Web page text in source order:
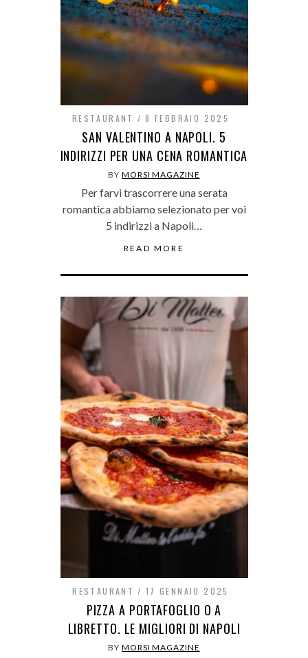
RESTAURANT 8 FEBBRAIO 2025
SAN VALENTINO A NAPOLI. 5
INDIRIZZI PER UNA CENA ROMANTICA
BYMORSI MAGAZINE
Per farvi trascorrere una serata
romantica abbiamo selezionato per voi
5 indirizzi a Napoli…
READ MORE
RESTAURANT 17 GENNAIO 2025
PIZZA A PORTAFOGLIO O A
LIBRETTO. LE MIGLIORI DI NAPOLI
BYMORSI MAGAZINE